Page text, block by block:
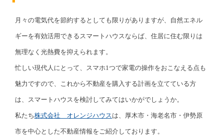
月々の電気代を節約するとしても限りがありますが、自然エネル
ギーを有効活用できるスマートハウスならば、住居に住む限りは
無理なく光熱費を抑えられます。
忙しい現代人にとって、スマホ1つで家電の操作をおこなえる点も
魅力ですので、これから不動産を購入する計画を立てている方
は、スマートハウスを検討してみてはいかがでしょうか。
私たち株式会社 オレンジハウスは、厚木市・海老名市・伊勢原
市を中心とした不動産情報をご紹介しております。